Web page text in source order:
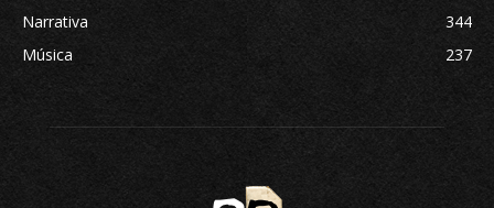
Narrativa
344
Música
237